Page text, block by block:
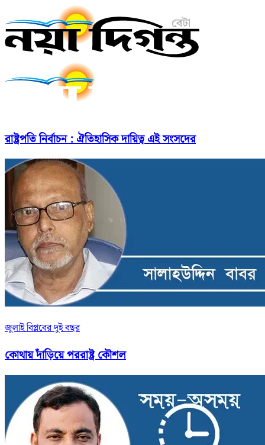
রাষ্ট্রপতি নির্বাচন : ঐতিহাসিক দায়িত্ব এই সংসদের
জুলাই বিপ্লবের দুই বছর
কোথায় দাঁড়িয়ে পররাষ্ট্র কৌশল